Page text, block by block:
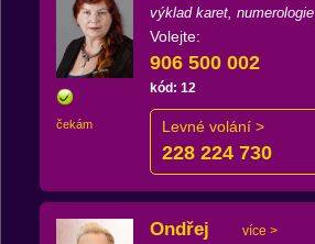
čekám
výklad karet, numerologie
Volejte:
906 500 002
kód: 12
Levné volání >
228 224 730
Ondřej více >